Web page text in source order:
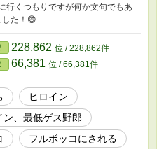
行くつもりですが何か文句でもあ
した！😄
228,862 位 / 228,862件
66,381 位 / 66,381件
ヒロイン
ン、最低ゲス野郎
フルボッコにされる